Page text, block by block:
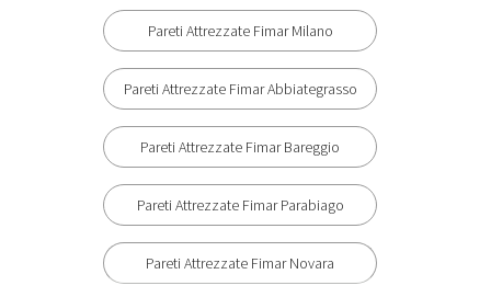
Pareti Attrezzate Fimar Milano
Pareti Attrezzate Fimar Abbiategrasso
Pareti Attrezzate Fimar Bareggio
Pareti Attrezzate Fimar Parabiago
Pareti Attrezzate Fimar Novara